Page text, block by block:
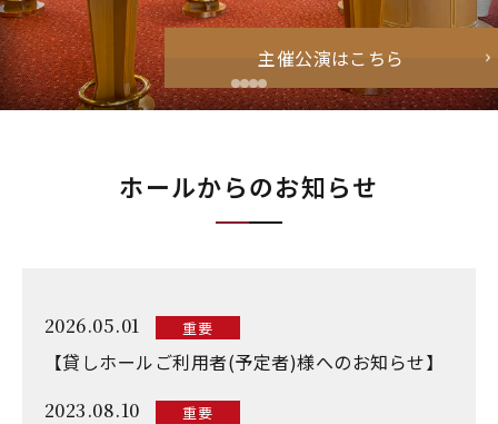
主催公演はこちら
ホールからのお知らせ
2026.05.01 重要
【貸しホールご利用者(予定者)様へのお知らせ】
2023.08.10 重要